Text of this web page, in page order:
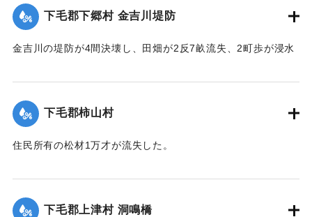
｜固有コード:
下毛郡下郷村 金吉川堤防
金吉川の堤防が4間決壊し、田畑が2反7畝流失、2町歩が浸水
｜固有コード:
下毛郡柿山村
住民所有の松材1万才が流失した。
｜固有コード:00275069
下毛郡上津村 洞鳴橋